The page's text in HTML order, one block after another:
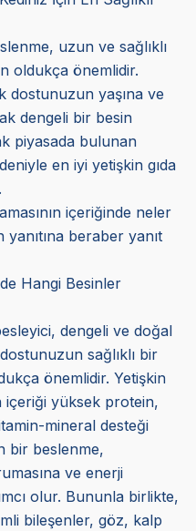
uzun ve sağlıklı
oldukça önemlidir.
dostunuzun yaşına ve
dengeli bir besin
piyasada bulunan
en iyi yetişkin gıda
içeriğinde neler
beraber yanıt
Hangi Besinler
dengeli ve doğal
sağlıklı bir
önemlidir. Yetişkin
içeriği yüksek protein,
mineral desteği
bir beslenme,
ve enerji
olur. Bununla birlikte,
bileşenler, göz, kalp